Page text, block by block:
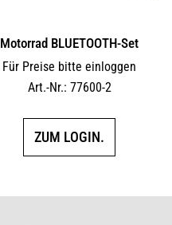
Motorrad BLUETOOTH-Set
Für Preise bitte einloggen
Art.-Nr.: 77600-2
ZUM LOGIN.